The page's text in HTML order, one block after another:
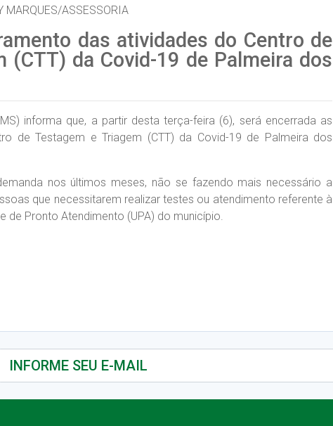
MARQUES/ASSESSORIA
das atividades do Centro de
(CTT) da Covid-19 de Palmeira dos
informa que, a partir desta terça-feira (6), será encerrada as
de Testagem e Triagem (CTT) da Covid-19 de Palmeira dos
nos últimos meses, não se fazendo mais necessário a
que necessitarem realizar testes ou atendimento referente à
de Pronto Atendimento (UPA) do município.